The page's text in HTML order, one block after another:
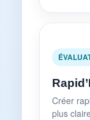
Créer
plus